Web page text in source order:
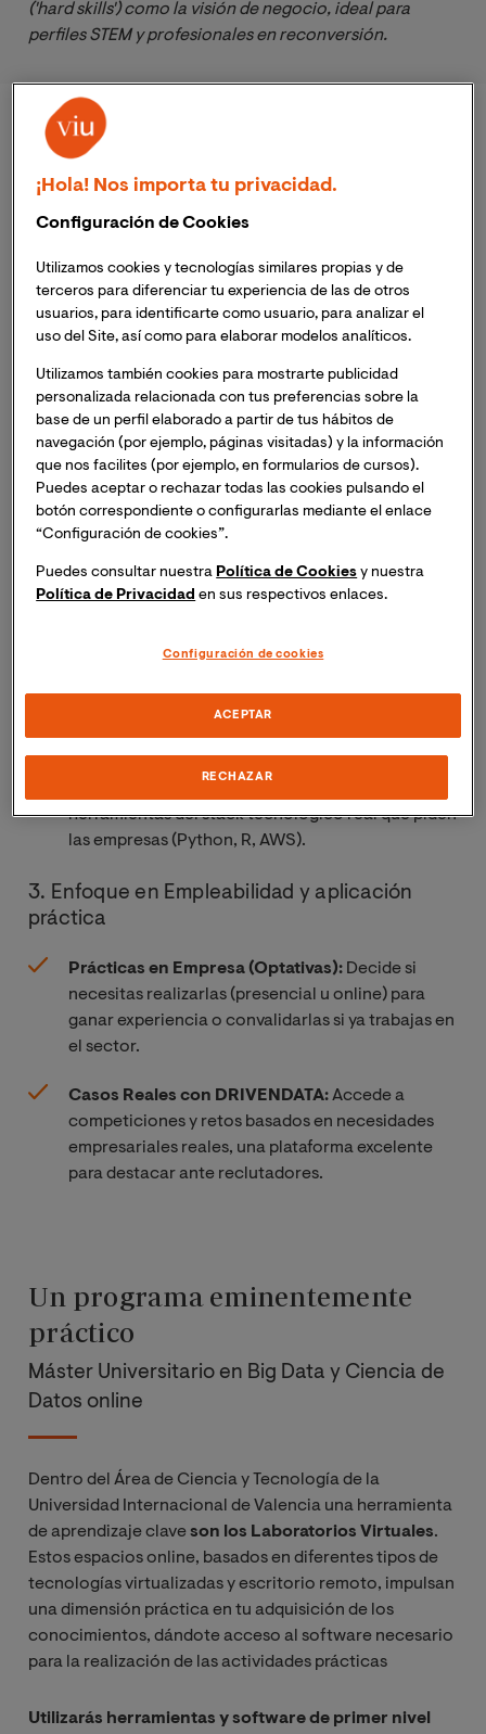
('hard skills') como la visión de negocio, ideal para
perfiles STEM y profesionales en reconversión.
Ventajas diferenciales del Máster
en la VIU
1. Flexibilidad y Metodología Adaptada
Metodología 100% Online con clases en directo:
con expertos o visualízalas grabadas cuando tu
agenda lo permita.
Exámenes Online Biométricos:
Obtén tu título
oficial sin desplazamientos. Nuestro sistema de
reconocimiento facial garantiza la validez
académica y la seguridad antifraude exigida por la
optativas específicas:Cloud Computing
LearningoGestión de Proyectos Big Data.
herramientas del stack tecnológico real que piden
las empresas (Python, R, AWS).
3. Enfoque en Empleabilidad y aplicación
práctica
Prácticas en Empresa (Optativas): Decide si
necesitas realizarlas (presencial u online) para
ganar experiencia o convalidarlas si ya trabajas en
el sector.
Casos Reales con DRIVENDATA:Accede a
competiciones y retos basados en necesidades
empresariales reales, una plataforma excelente
para destacar ante reclutadores.
Un programa eminentemente
práctico
Máster Universitario en Big Data y Ciencia de
Datos online
Dentro del Área de Ciencia y Tecnología de la
Universidad Internacional de Valencia una herramienta
de aprendizaje claveson los Laboratorios Virtuales.
Estos espacios online, basados en diferentes tipos de
tecnologías virtualizadas y escritorio remoto, impulsan
una dimensión práctica en tu adquisición de los
conocimientos, dándote acceso al software necesario
para la realización de las actividades prácticas
Utilizarás herramientas y software de primer nivel
¡Hola! Nos importa tu privacidad.
Configuración de Cookies
Utilizamos cookies y tecnologías similares propias y de
terceros para diferenciar tu experiencia de las de otros
usuarios, para identificarte como usuario, para analizar el
uso del Site, así como para elaborar modelos analíticos.
Utilizamos también cookies para mostrarte publicidad
personalizada relacionada con tus preferencias sobre la
base de un perfil elaborado a partir de tus hábitos de
navegación (por ejemplo, páginas visitadas) y la información
que nos facilites (por ejemplo, en formularios de cursos).
Puedes aceptar o rechazar todas las cookies pulsando el
botón correspondiente o configurarlas mediante el enlace
“Configuración de cookies”.
Puedes consultar nuestra Política de Cookies y nuestra
Política de Privacidad en sus respectivos enlaces.
Configuración de cookies
RECHAZAR
ACEPTAR